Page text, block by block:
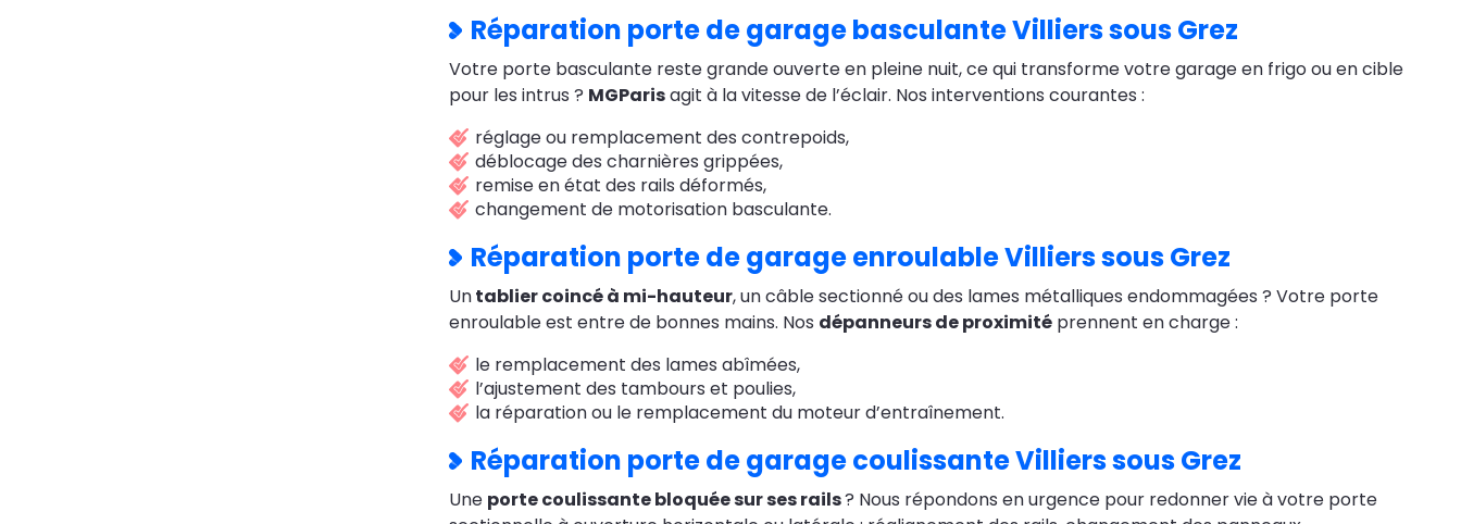
Réparation porte de garage basculante Villiers sous Grez
Votre porte basculante reste grande ouverte en pleine nuit, ce qui transforme votre garage en frigo ou en cible
pour les intrus ? MGParisagit à la vitesse de l’éclair. Nos interventions courantes :
réglage ou remplacement des contrepoids,
déblocage des charnières grippées,
remise en état des rails déformés,
changement de motorisation basculante.
Réparation porte de garage enroulable Villiers sous Grez
Untablier coincé à mi-hauteur, un câble sectionné ou des lames métalliques endommagées ? Votre porte
enroulable est entre de bonnes mains. Nos dépanneurs de proximité prennent en charge :
le remplacement des lames abîmées,
l’ajustement des tambours et poulies,
la réparation ou le remplacement du moteur d’entraînement.
Réparation porte de garage coulissante Villiers sous Grez
Une porte coulissante bloquée sur ses rails? Nous répondons en urgence pour redonner vie à votre porte